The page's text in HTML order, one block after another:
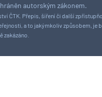
autorským zákonem.
ČTK. Přepis, šíření či další
a to jakýmkoliv způsobem, je
zakázáno.